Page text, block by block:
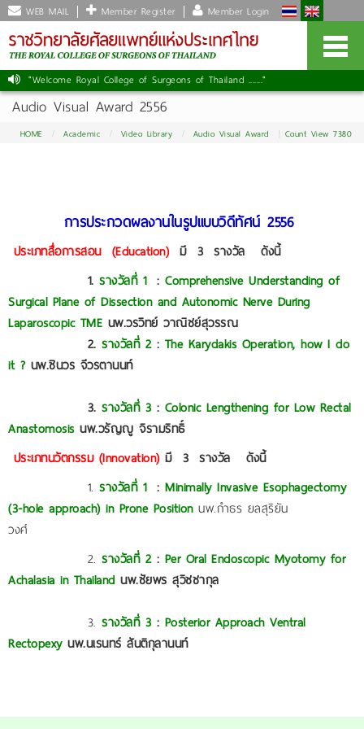
WEB MAIL Member Register Member Login
"Welcome Royal College of Surgeons of Thailand ......."
Audio Visual Award 2556
HOME Academic Video Library Audio Visual Award Count View 7380
การประกวดผลงานในรูปแบบวิดีทัศน์ 2556
ประเภทสื่อการสอน(Education) มี3 รางวัล
ดังนี้
1. รางวัลที่1 : Comprehensive Understanding of
Surgical Plane of Dissection and Autonomic Nerve During
Laparoscopic TME นพ.วรวิทย์ วาณิชย์สุวรรณ
2. รางวัลที่2 : The Karydakis Operation, how I do
it ? นพ.ชินวร จีวรตานนท์
3. รางวัลที่3 : Colonic Lengthening for Low Rectal
Anastomosisนพ.วรัญญู จิรามริทธิ์
ประเภทนวัตกรรม(Innovation) มี3 รางวัล ดังนี้
1. รางวัลที่1 : Minimally Invasive Esophagectomy
(3-hole approach) in Prone Positionนพ.กำธร ยลสุริยัน
วงศ์
2. รางวัลที่ 2 : Per Oral Endoscopic Myotomy for
Achalasia in Thailand นพ.ชัยพร สุวิชชากุล
3. รางวัลที่3 : Posterior Approach Ventral
Rectopexyนพ.นเรนทร์ สันติกุลานนท์